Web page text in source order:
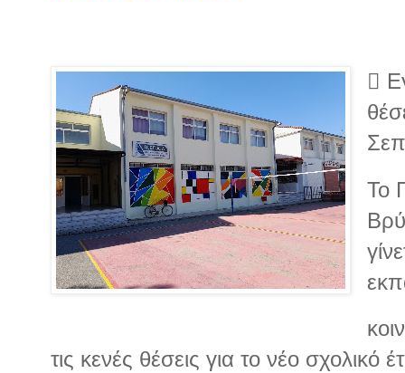

Το
τις κενές θέσεις για το νέο σχολικό